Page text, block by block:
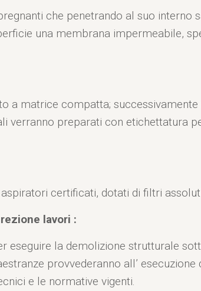
che penetrando al suo
una membrana impermeabile,
a matrice compatta;
verranno preparati con etichettatura
certificati, dotati di filtri
lavori :
eseguire la demolizione strutturale
provvederanno all’
e le normative vigenti.